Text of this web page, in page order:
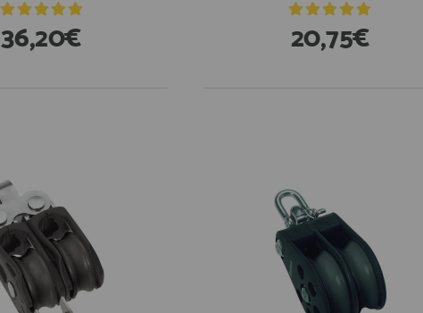
36,20€ 20,75€